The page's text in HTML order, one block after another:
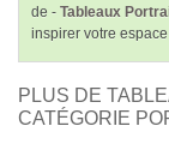
de - Tableaux
inspirer votre
PLUS DE
CATÉGORIE